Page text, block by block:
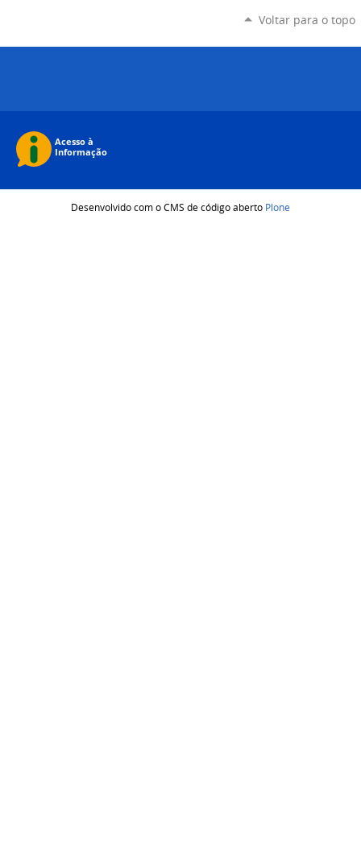
Voltar para o topo
Desenvolvido com o CMS de código aberto Plone